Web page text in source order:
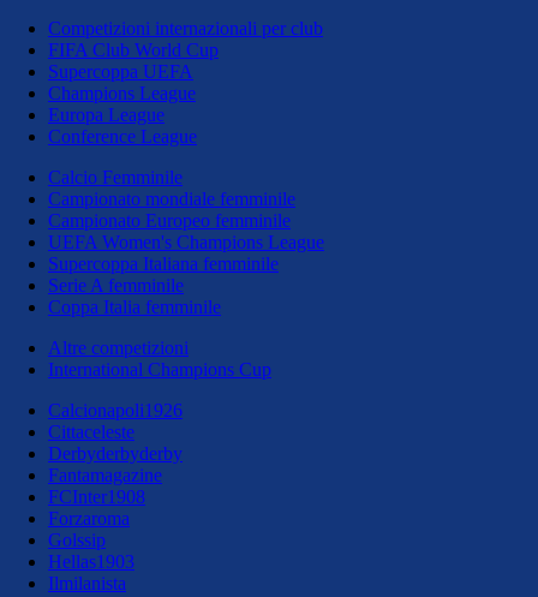
Competizioni internazionali per club
FIFA Club World Cup
Supercoppa UEFA
Champions League
Europa League
Conference League
Calcio Femminile
Campionato mondiale femminile
Campionato Europeo femminile
UEFA Women's Champions League
Supercoppa Italiana femminile
Serie A femminile
Coppa Italia femminile
Altre competizioni
International Champions Cup
Calcionapoli1926
Cittaceleste
Derbyderbyderby
Fantamagazine
FCInter1908
Forzaroma
Golssip
Hellas1903
Ilmilanista